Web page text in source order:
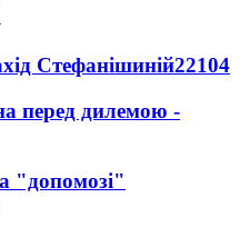
Стефанішиній22104
перед дилемою -
"допомозі"